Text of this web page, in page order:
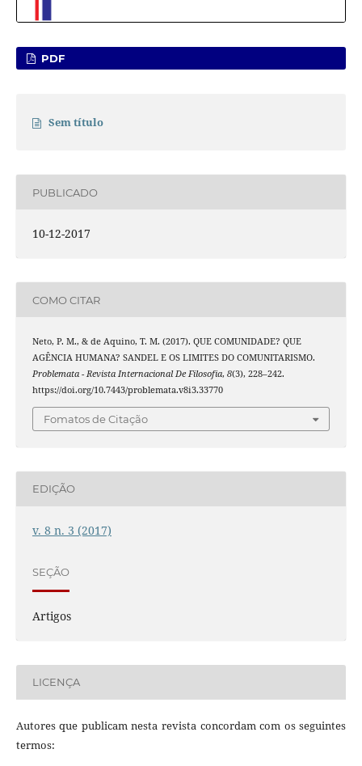
PDF
Sem título
PUBLICADO
10-12-2017
COMO CITAR
Neto, P. M., & de Aquino, T. M. (2017). QUE COMUNIDADE? QUE
AGÊNCIA HUMANA? SANDEL E OS LIMITES DO COMUNITARISMO.
Problemata - Revista Internacional De Filosofia, 8(3), 228–242.
https://doi.org/10.7443/problemata.v8i3.33770
Fomatos de Citação
EDIÇÃO
v. 8 n. 3 (2017)
SEÇÃO
Artigos
LICENÇA
Autores que publicam nesta revista concordam com os seguintes
termos: